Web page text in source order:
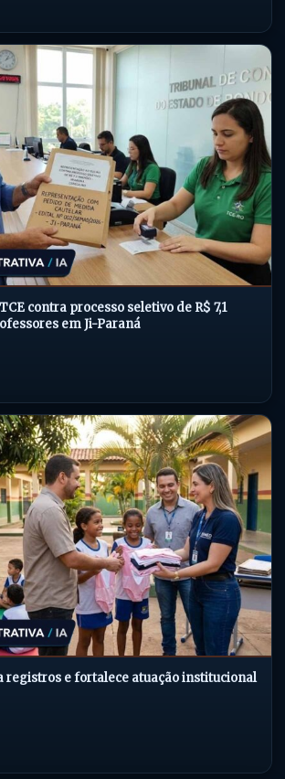
contra processo seletivo de R$ 7,1
em Ji-Paraná
registros e fortalece atuação institucional